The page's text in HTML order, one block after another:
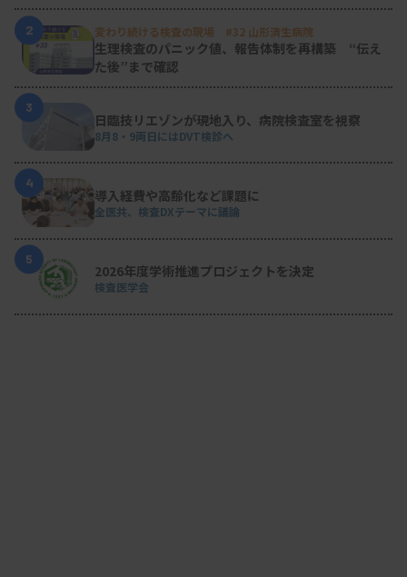
2 変わり続ける検査の現場 #32 山形済生病院
生理検査のパニック値、報告体制を再構築 “伝え
た後”まで確認
3
日臨技リエゾンが現地入り、病院検査室を視察
8月8・9両日にはDVT検診へ
4
導入経費や高齢化など課題に
全医共、検査DXテーマに議論
5
2026年度学術推進プロジェクトを決定
検査医学会